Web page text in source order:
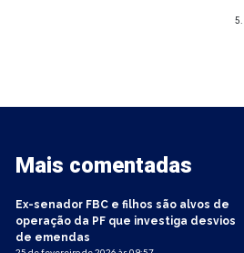
Mais comentadas
Ex-senador FBC e filhos são alvos de
operação da PF que investiga desvios
de emendas